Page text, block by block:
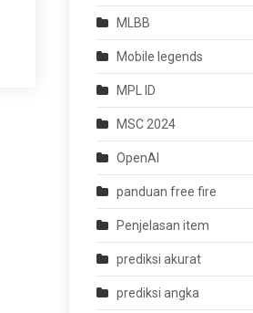
MLBB
Mobile legends
MPL ID
MSC 2024
OpenAI
panduan free fire
Penjelasan item
prediksi akurat
prediksi angka